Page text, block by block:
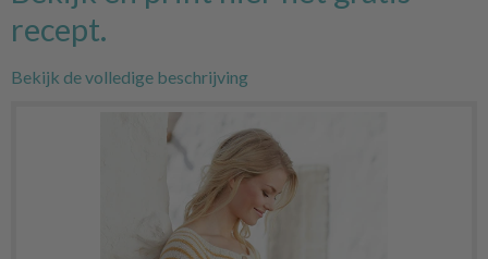
recept.
Bekijk de volledige beschrijving